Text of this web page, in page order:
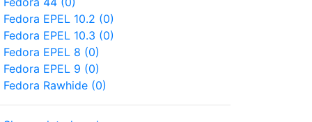
Fedora EPEL 10.2 (0)
Fedora EPEL 10.3 (0)
Fedora EPEL 8 (0)
Fedora EPEL 9 (0)
Fedora Rawhide (0)